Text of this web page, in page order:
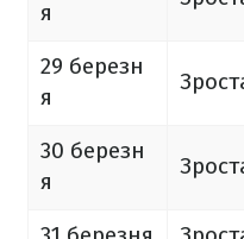
я
29 березн
я
30 березн
я